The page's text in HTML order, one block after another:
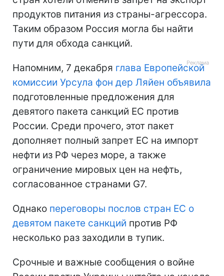
продуктов питания из страны-агрессора.
Таким образом Россия могла бы найти
пути для обхода санкций.
Напомним, 7 декабря глава Европейской
комиссии Урсула фон дер Ляйен объявила
подготовленные предложения для
девятого пакета санкций ЕС против
России. Среди прочего, этот пакет
дополняет полный запрет ЕС на импорт
нефти из РФ через море, а также
ограничение мировых цен на нефть,
согласованное странами G7.
Однако переговоры послов стран ЕС о
девятом пакете санкций против РФ
несколько раз заходили в тупик.
Срочные и важные сообщения о войне